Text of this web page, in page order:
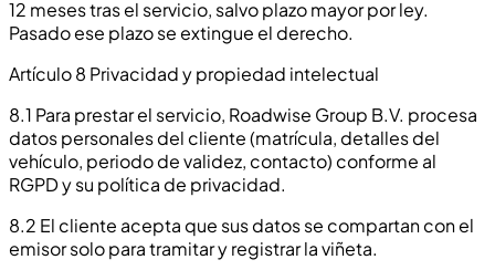
12 meses tras el servicio, salvo plazo mayor por ley.
Pasado ese plazo se extingue el derecho.
Artículo 8 Privacidad y propiedad intelectual
8.1 Para prestar el servicio, Roadwise Group B.V. procesa
datos personales del cliente (matrícula, detalles del
vehículo, periodo de validez, contacto) conforme al
RGPD y su política de privacidad.
8.2 El cliente acepta que sus datos se compartan con el
emisor solo para tramitar y registrar la viñeta.